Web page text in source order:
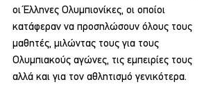
οι Έλληνες Ολυμπιονίκες, οι οποίοι
κατάφεραν να προσηλώσουν όλους τους
μαθητές, μιλώντας τους για τους
Ολυμπιακούς αγώνες, τις εμπειρίες τους
αλλά και για τον αθλητισμό γενικότερα.